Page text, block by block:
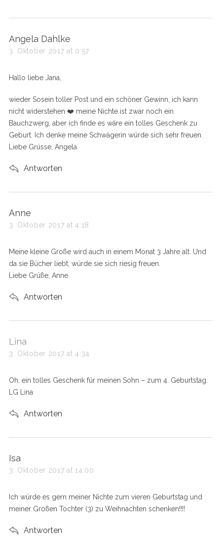
s
a
s
Angela Dahlke
3. Oktober 2017 at 0:57
Hallo liebe Jana,
wieder Sosein toller Post und ein schöner Gewinn, ich kann
nicht widerstehen ❤️ meine Nichte ist zwar noch ein
Bauchzwerg, aber ich finde es wäre ein tolles Geschenk zu
Geburt. Ich denke meine Schwägerin würde sich sehr freuen.
Liebe Grüsse, Angela
Antworten
s
a
s
Anne
3. Oktober 2017 at 4:18
Meine kleine Große wird auch in einem Monat 3 Jahre alt. Und
da sie Bücher liebt, würde sie sich riesig freuen.
Liebe Grüße, Anne
Antworten
s
a
s
:
Lina
3. Oktober 2017 at 4:34
Oh, ein tolles Geschenk für meinen Sohn – zum 4. Geburtstag.
LG Lina
Antworten
s
a
s
:
Isa
3. Oktober 2017 at 14:00
Ich würde es gern meiner Nichte zum vieren Geburtstag und
meiner Großen Tochter (3) zu Weihnachten schenken!!!!
Antworten